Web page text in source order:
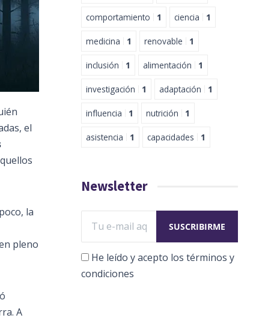
el
la
pleno
A
comportamiento 1 ciencia 1
medicina 1 renovable 1
inclusión 1 alimentación 1
investigación 1 adaptación 1
influencia 1 nutrición 1
asistencia 1 capacidades 1
Newsletter
He leído y acepto los términos y
condiciones